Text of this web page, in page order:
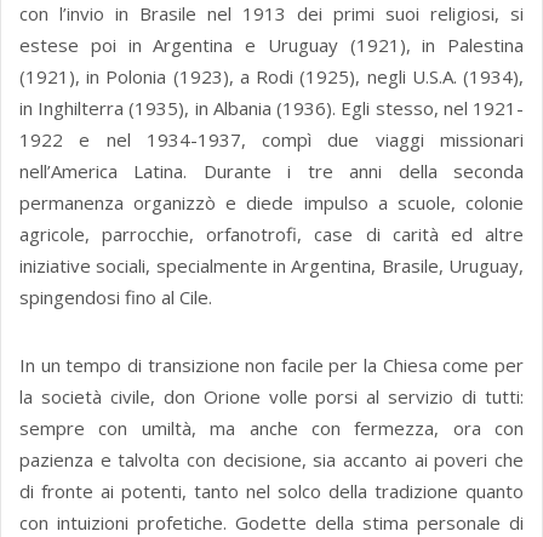
con l’invio in Brasile nel 1913 dei primi suoi religiosi, si
estese poi in Argentina e Uruguay (1921), in Palestina
(1921), in Polonia (1923), a Rodi (1925), negli U.S.A. (1934),
in Inghilterra (1935), in Albania (1936). Egli stesso, nel 1921-
1922 e nel 1934-1937, compì due viaggi missionari
nell’America Latina. Durante i tre anni della seconda
permanenza organizzò e diede impulso a scuole, colonie
agricole, parrocchie, orfanotrofi, case di carità ed altre
iniziative sociali, specialmente in Argentina, Brasile, Uruguay,
spingendosi fino al Cile.
In un tempo di transizione non facile per la Chiesa come per
la società civile, don Orione volle porsi al servizio di tutti:
sempre con umiltà, ma anche con fermezza, ora con
pazienza e talvolta con decisione, sia accanto ai poveri che
di fronte ai potenti, tanto nel solco della tradizione quanto
con intuizioni profetiche. Godette della stima personale di